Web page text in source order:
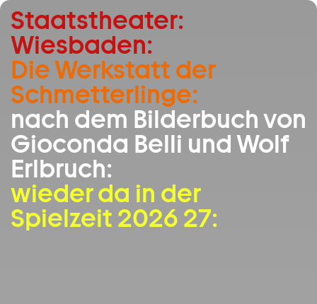
Zum Hauptinhalt springen
Zum Footer springen
Staatstheater:
Wiesbaden:
Die Werkstatt der
Schmetterlinge:
nach dem Bilderbuch von
Gioconda Belli und Wolf
Erlbruch:
wieder da in der
Spielzeit 2026 27: